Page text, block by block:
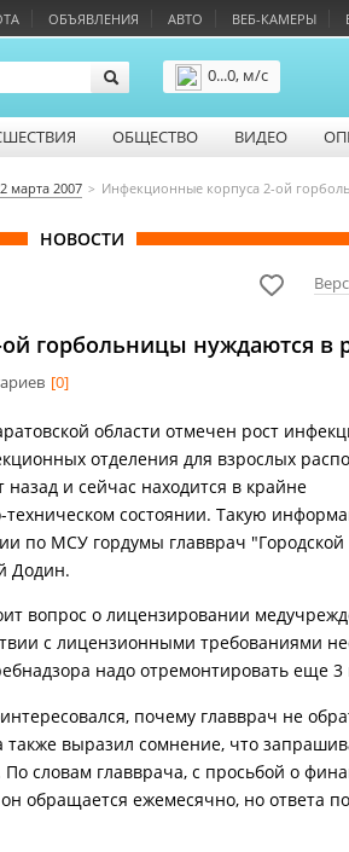
ОБЪЯВЛЕНИЯ АВТО ВЕБ-КАМЕРЫ
0...0, м/с
ОБЩЕСТВО ВИДЕО
марта 2007 Инфекционные корпуса 2-ой
НОВОСТИ
горбольницы нуждаются в
[0]
области отмечен рост
отделения для взрослых
назад и сейчас находится в крайне
техническом состоянии. Такую
по МСУ гордумы главврач "Городской
Додин.
вопрос о лицензировании
с лицензионными требованиями
надо отремонтировать еще 3
почему главврач не
выразил сомнение, что
словам главврача, с просьбой о
обращается ежемесячно, но ответа